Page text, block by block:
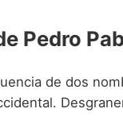
Pedro
de dos